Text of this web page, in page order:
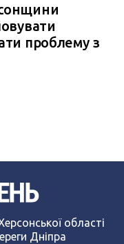
проблему з
області
Дніпра